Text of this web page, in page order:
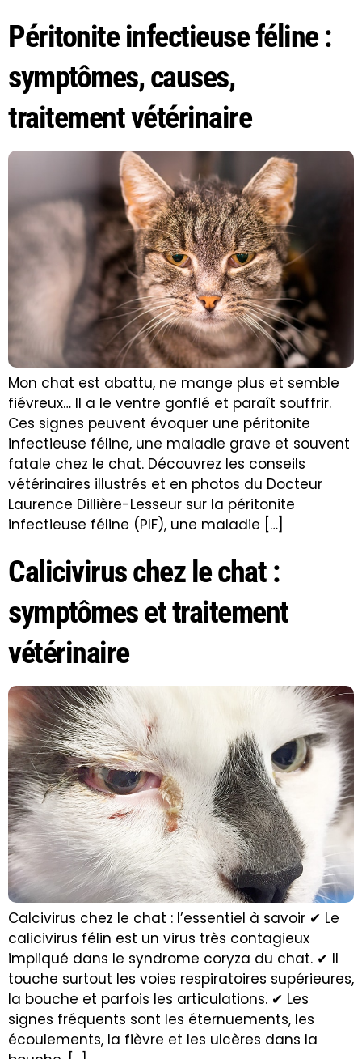
Péritonite infectieuse féline :
symptômes, causes,
traitement vétérinaire
Mon chat est abattu, ne mange plus et semble
fiévreux… Il a le ventre gonflé et paraît souffrir.
Ces signes peuvent évoquer une péritonite
infectieuse féline, une maladie grave et souvent
fatale chez le chat. Découvrez les conseils
vétérinaires illustrés et en photos du Docteur
Laurence Dillière-Lesseur sur la péritonite
infectieuse féline (PIF), une maladie […]
Calicivirus chez le chat :
symptômes et traitement
vétérinaire
Calcivirus chez le chat : l’essentiel à savoir ✔ Le
calicivirus félin est un virus très contagieux
impliqué dans le syndrome coryza du chat. ✔ Il
touche surtout les voies respiratoires supérieures,
la bouche et parfois les articulations. ✔ Les
signes fréquents sont les éternuements, les
écoulements, la fièvre et les ulcères dans la